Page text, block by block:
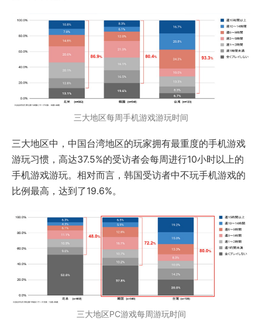
三大地区每周手机游戏游玩时间
三大地区中，中国台湾地区的玩家拥有最重度的手机游戏
游玩习惯，高达37.5%的受访者会每周进行10小时以上的
手机游戏游玩。相对而言，韩国受访者中不玩手机游戏的
比例最高，达到了19.6%。
三大地区PC游戏每周游玩时间